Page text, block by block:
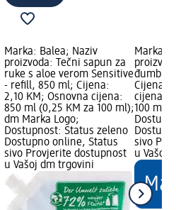
Marka: Balea; Naziv
proizvoda: Tečni sapun za
ruke s aloe verom Sensitive
- refill, 850 ml; Cijena:
2,10 KM; Osnovna cijena:
850 ml (0,25 KM za 100 ml);
dm Marka Logo;
Dostupnost: Status zeleno
Dostupno online, Status
sivo Provjerite dostupnost
u Vašoj dm trgovini
Marka:
đumbir
Cijena:
cijena:
100 ml);
sivo
u Vašoj